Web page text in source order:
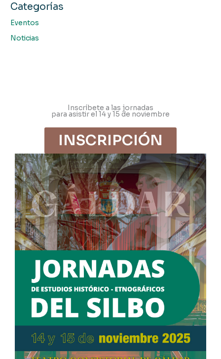
Categorías
Eventos
Noticias
Inscríbete a las jornadas
para asistir el 14 y 15 de noviembre
INSCRIPCIÓN